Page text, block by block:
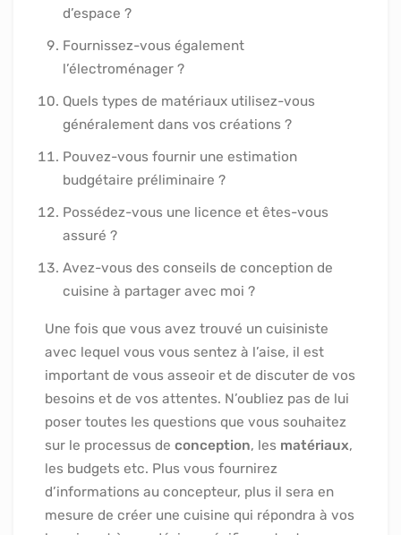
d’espace ?
Fournissez-vous également
l’électroménager ?
Quels types de matériaux utilisez-vous
généralement dans vos créations ?
Pouvez-vous fournir une estimation
budgétaire préliminaire ?
Possédez-vous une licence et êtes-vous
assuré ?
Avez-vous des conseils de conception de
cuisine à partager avec moi ?
Une fois que vous avez trouvé un cuisiniste
avec lequel vous vous sentez à l’aise, il est
important de vous asseoir et de discuter de vos
besoins et de vos attentes. N’oubliez pas de lui
poser toutes les questions que vous souhaitez
sur le processus de conception, les matériaux,
les budgets etc. Plus vous fournirez
d’informations au concepteur, plus il sera en
mesure de créer une cuisine qui répondra à vos